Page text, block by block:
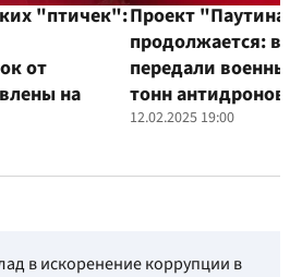
"птичек":
от
на
Проект "Паутина"
продолжается:
передали
тонн
12.02.2025 19:00
в искоренение коррупции в